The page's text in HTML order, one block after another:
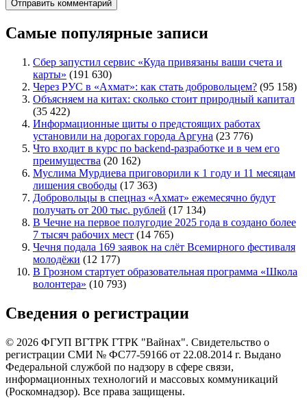
Самые популярные записи
Сбер запустил сервис «Куда привязаны ваши счета и
карты» (191 630)
Через РУС в «Ахмат»: как стать добровольцем? (95 158)
Объясняем на китах: сколько стоит природный капитал
(35 422)
Информационные щиты о предстоящих работах
установили на дорогах города Аргуна (23 776)
Что входит в курс по backend-разработке и в чем его
преимущества (20 162)
Муслима Мурдиева приговорили к 1 году и 11 месяцам
лишения свободы (17 363)
Добровольцы в спецназ «Ахмат» ежемесячно будут
получать от 200 тыс. рублей (17 134)
В Чечне на первое полугодие 2025 года в создано более
7 тысяч рабочих мест (14 765)
Чечня подала 169 заявок на слёт Всемирного фестиваля
молодёжи (12 177)
В Грозном стартует образовательная программа «Школа
волонтера» (10 793)
Сведения о регистрации
© 2026 ФГУП ВГТРК ГТРК "Вайнах". Свидетельство о
регистрации СМИ № ФС77-59166 от 22.08.2014 г. Выдано
Федеральной службой по надзору в сфере связи,
информационных технологий и массовых коммуникаций
(Роскомнадзор). Все права защищены.